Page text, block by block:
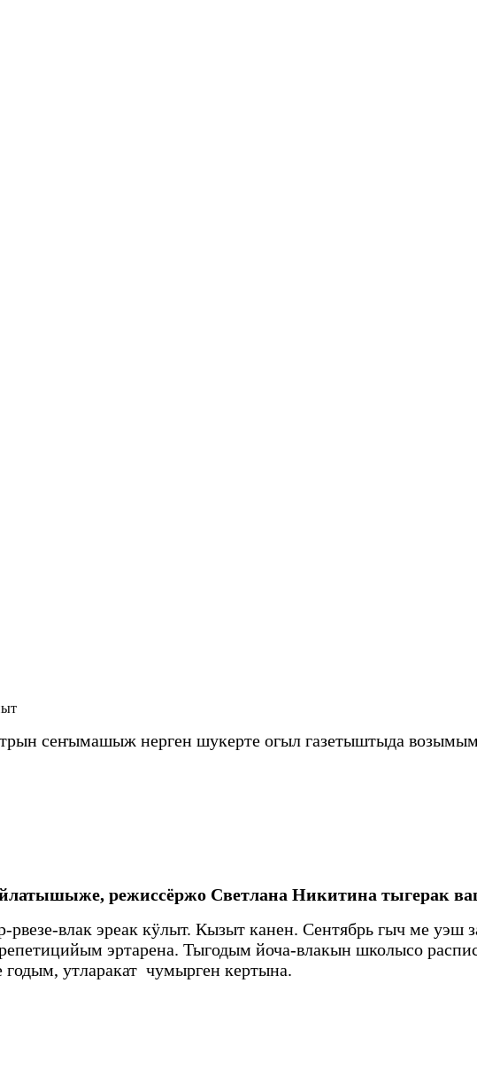
сеҥымашыж нерген шукерте огыл газетыштыда
режиссёржо Светлана Никитина тыгерак
влак эреак кӱлыт. Кызыт канен. Сентябрь гыч ме уэш
эртарена. Тыгодым йоча-влакын школысо
утларакат чумырген кертына.